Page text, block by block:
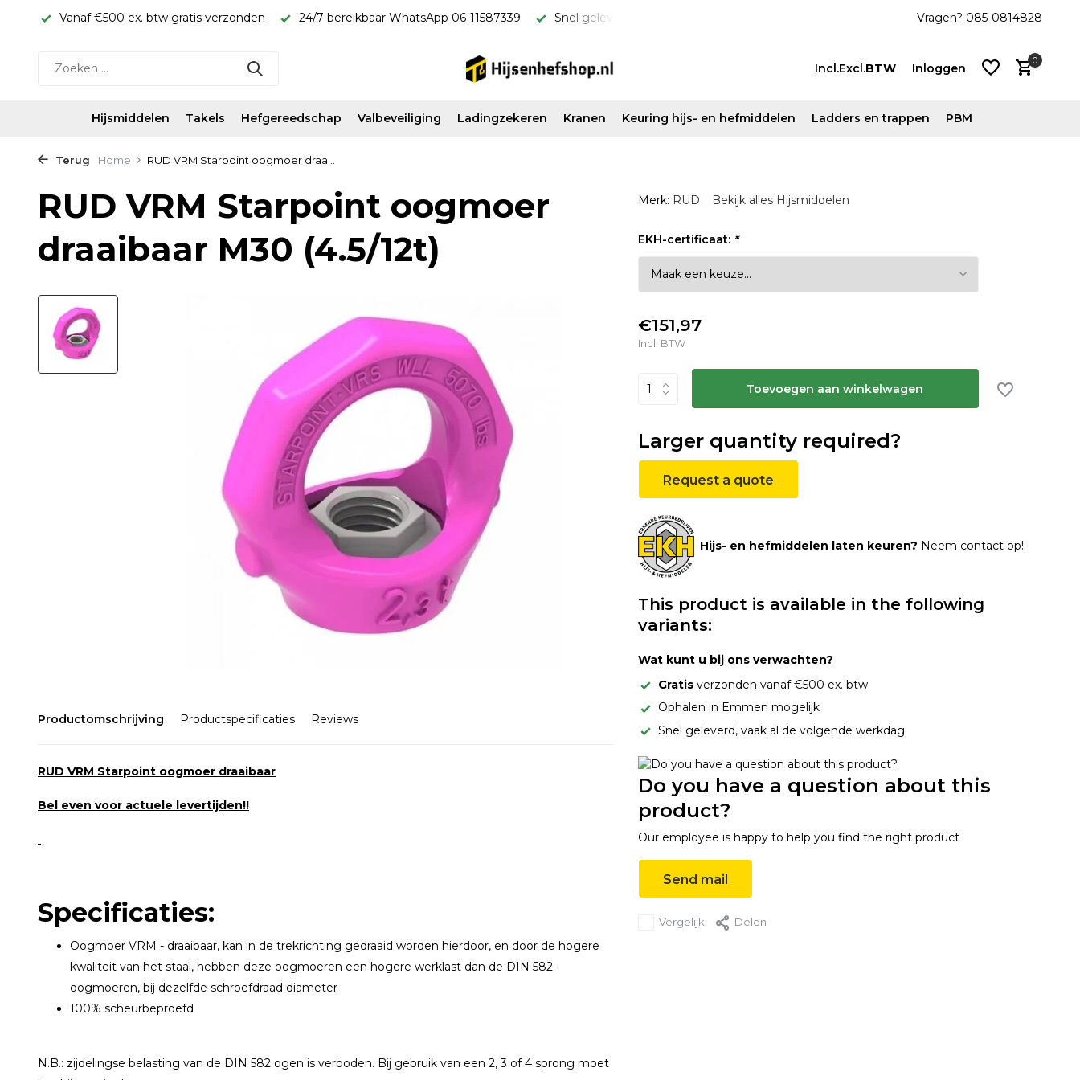
Vanaf €500 ex. btw gratis verzonden 24/7 bereikbaar WhatsApp 06-11587339 Snel geleverd & scherp van prijs! Vanaf €500 ex. btw gratis verzondenVragen? 085-0814828
Incl.Excl.BTW Inloggen
0
Hijsmiddelen Takels Hefgereedschap Valbeveiliging Ladingzekeren Kranen Keuring hijs- en hefmiddelen Ladders en trappen PBM
Terug Home RUD VRM Starpoint oogmoer draa...
RUD VRM Starpoint oogmoer
draaibaar M30 (4.5/12t)
Productomschrijving Productspecificaties Reviews
RUD VRM Starpoint oogmoer draaibaar
Bel even voor actuele levertijden!!
Specificaties:
Oogmoer VRM - draaibaar, kan in de trekrichting gedraaid worden hierdoor, en door de hogere
kwaliteit van het staal, hebben deze oogmoeren een hogere werklast dan de DIN 582-
oogmoeren, bij dezelfde schroefdraad diameter
100% scheurbeproefd
N.B.: zijdelingse belasting van de DIN 582 ogen is verboden. Bij gebruik van een 2, 3 of 4 sprong moet
Merk: RUD Bekijk alles Hijsmiddelen
EKH-certificaat: *
€151,97
Incl. BTW
Toevoegen aan winkelwagen
Larger quantity required?
Request a quote
Hijs- en hefmiddelen laten keuren? Neem contact op!
This product is available in the following
variants:
Wat kunt u bij ons verwachten?
Gratisverzonden vanaf €500 ex. btw
Ophalen in Emmen mogelijk
Snel geleverd, vaak al de volgende werkdag
Do you have a question about this
product?
Our employee is happy to help you find the right product
Send mail
Vergelijk Delen